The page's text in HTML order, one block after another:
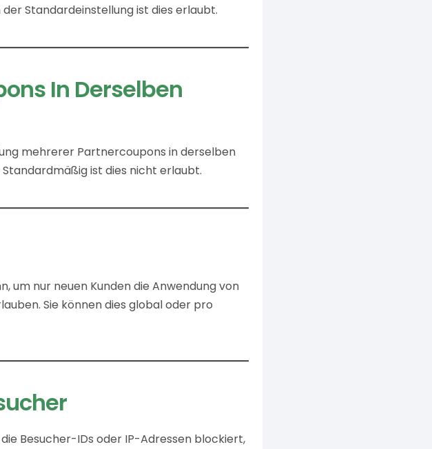
Standardeinstellung ist dies erlaubt.
In Derselben
mehrerer Partnercoupons in derselben
ist dies nicht erlaubt.
um nur neuen Kunden die Anwendung von
Sie können dies global oder pro
Besucher-IDs oder IP-Adressen blockiert,